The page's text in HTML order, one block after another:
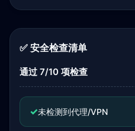
✅ 安全检查清单
通过 7/10 项检查
✓未检测到代理/VPN